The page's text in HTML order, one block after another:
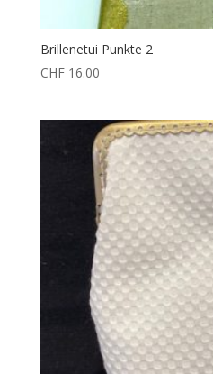
Brillenetui Punkte 2
CHF16.00